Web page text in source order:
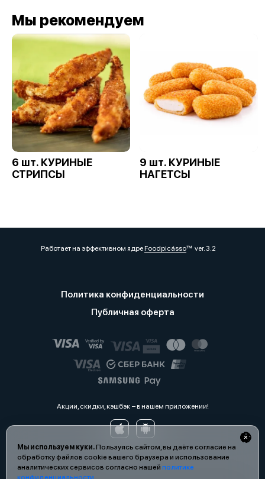
Мы используем куки.Пользуясь сайтом, вы даёте согласие на
обработку файлов cookie вашего браузера и использование
аналитических сервисов согласно нашей политике
конфиденциальности
Мы рекомендуем
6 шт. КУРИНЫЕ
СТРИПСЫ
9 шт. КУРИНЫЕ
НАГЕТСЫ
Работает на эффективном ядреFoodpicássover. 3.2
Политика конфиденциальности
Публичная оферта
Акции, скидки, кэшбэк − в нашем приложении!